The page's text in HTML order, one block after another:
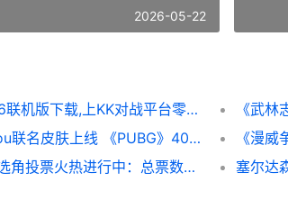
2026-05-22
还在找繁琐的cs1.6联机版下载,上KK对战平台零门槛一键联机防卡顿 还在找繁琐的cs15
《PUBG》×17shou联名皮肤上线 《PUBG》40.2版本更新
《名利场2》全球选角投票火热进行中：总票数破6万,520表白季活动主题开始 名利场2018
塞尔达